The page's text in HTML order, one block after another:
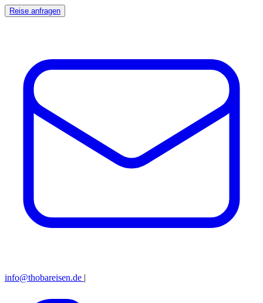
Reise anfragen
info@thobareisen.de |